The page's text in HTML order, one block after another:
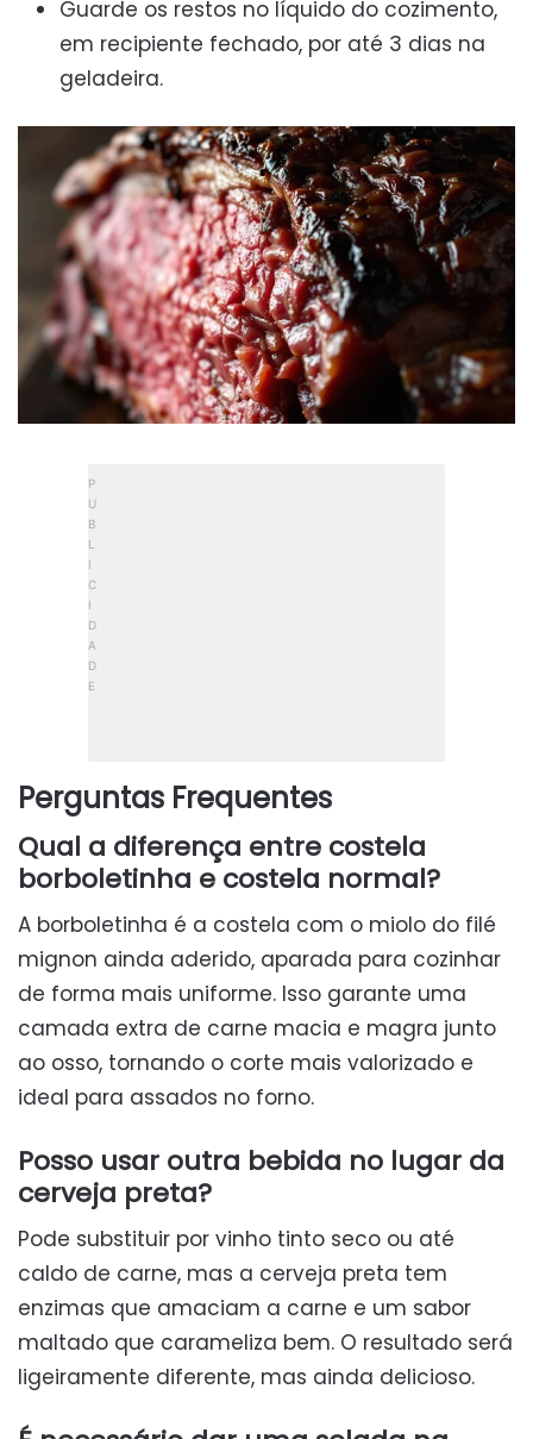
Guarde os restos no líquido do cozimento,
em recipiente fechado, por até 3 dias na
geladeira.
Perguntas Frequentes
Qual a diferença entre costela
borboletinha e costela normal?
A borboletinha é a costela com o miolo do filé
mignon ainda aderido, aparada para cozinhar
de forma mais uniforme. Isso garante uma
camada extra de carne macia e magra junto
ao osso, tornando o corte mais valorizado e
ideal para assados no forno.
Posso usar outra bebida no lugar da
cerveja preta?
Pode substituir por vinho tinto seco ou até
caldo de carne, mas a cerveja preta tem
enzimas que amaciam a carne e um sabor
maltado que carameliza bem. O resultado será
ligeiramente diferente, mas ainda delicioso.